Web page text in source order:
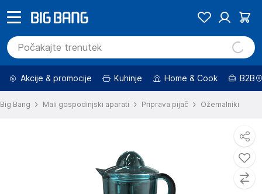
Akcije & promocije Kuhinje Home & Cook B2B
Big Bang Mali gospodinjski aparati Priprava pijač Ožemalniki